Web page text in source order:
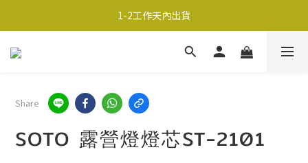
超商取貨690免運；宅配990免運
1-2工作天內出貨
超商取貨690免運；宅配990免運
Share
SOTO 露營燈燈芯ST-2101